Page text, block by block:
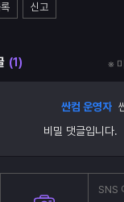
신고
(1) ※
싼컴 운영자
비밀 댓글입니다.